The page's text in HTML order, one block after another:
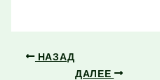
НАЗАД
ДАЛЕЕ